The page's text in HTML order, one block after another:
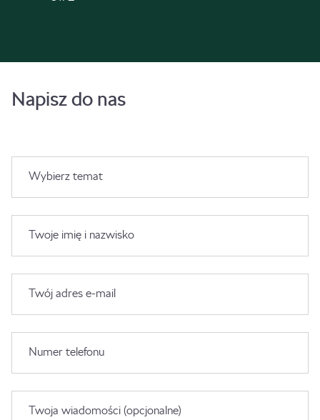
Napisz do nas
Wybierz temat
Twoje imię i nazwisko
Twój adres e-mail
Numer telefonu
Twoja wiadomości (opcjonalne)